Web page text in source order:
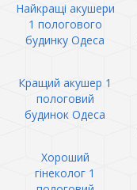
Найкращі акушери
1 пологового
будинку Одеса
Кращий акушер 1
пологовий
будинок Одеса
Хороший
гінеколог 1